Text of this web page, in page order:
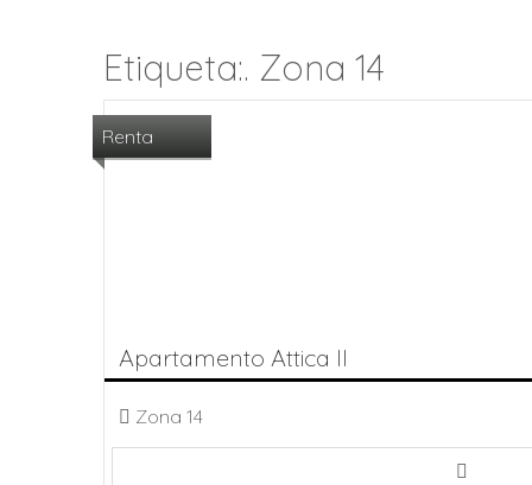
Etiqueta:. Zona 14
Renta
Apartamento Attica II
Zona 14